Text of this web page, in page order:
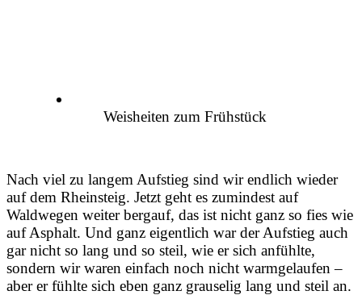
Weisheiten zum Frühstück
Nach viel zu langem Aufstieg sind wir endlich wieder
auf dem Rheinsteig. Jetzt geht es zumindest auf
Waldwegen weiter bergauf, das ist nicht ganz so fies wie
auf Asphalt. Und ganz eigentlich war der Aufstieg auch
gar nicht so lang und so steil, wie er sich anfühlte,
sondern wir waren einfach noch nicht warmgelaufen –
aber er fühlte sich eben ganz grauselig lang und steil an.